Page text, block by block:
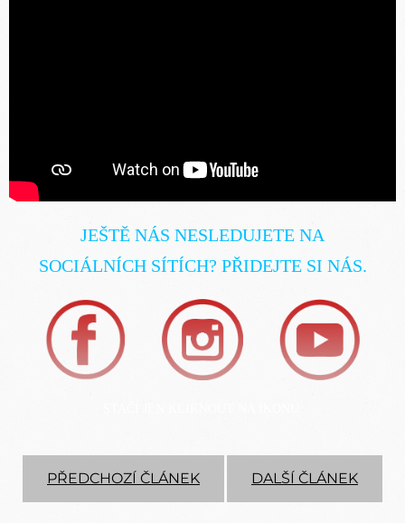
JEŠTĚ NÁS NESLEDUJETE NA
SOCIÁLNÍCH SÍTÍCH? PŘIDEJTE SI NÁS.
PŘEDCHOZÍ ČLÁNEK DALŠÍ ČLÁNEK